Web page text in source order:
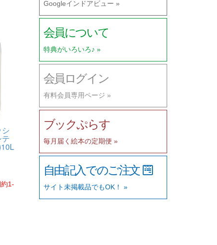
1-
Googleインドアビュー »
会員について
特典がいろいろ♪ »
会員ログイン
有料会員専用ページ »
ブックぷらす
毎月届く絵本の定期便 »
自由記入でのご注文
サイト未掲載品でもOK！ »